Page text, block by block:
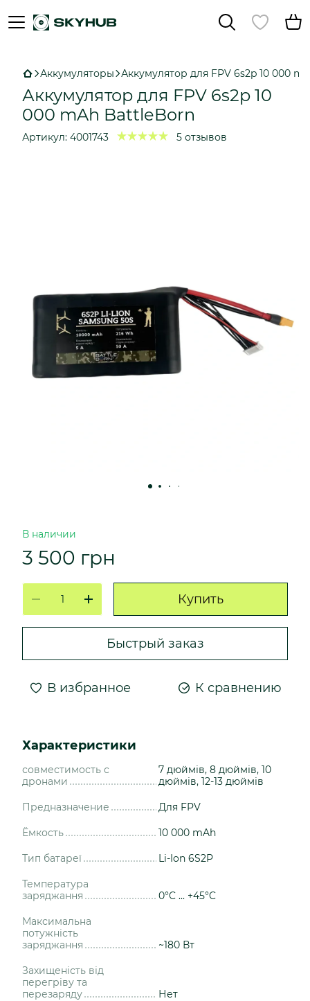
Аккумуляторы Аккумулятор для FPV 6s2p 10 000
Аккумулятор для FPV 6s2p 10
000 mAh BattleBorn
Артикул: 4001743 5 отзывов
В наличии
3 500 грн
Купить
Быстрый заказ
В избранное К сравнению
Характеристики
совместимость с
дронами
7 дюймів, 8 дюймів, 10
дюймів, 12-13 дюймів
Предназначение Для FPV
Ёмкость 10 000 mAh
Тип батареї Li-Ion 6S2P
Температура
заряджання
0°C ... +45°C
Максимальна
потужність
заряджання
~180 Вт
Захищеність від
перегріву та
перезаряду
Нет